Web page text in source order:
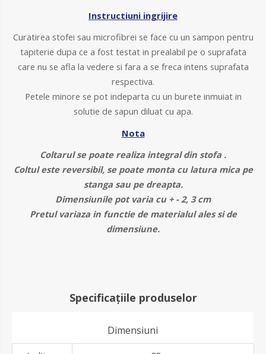
Instructiuni ingrijire
Curatirea stofei sau microfibrei se face cu un sampon pentru
tapiterie dupa ce a fost testat in prealabil pe o suprafata
care nu se afla la vedere si fara a se freca intens suprafata
respectiva.
Petele minore se pot indeparta cu un burete inmuiat in
solutie de sapun diluat cu apa.
Nota
Coltarul se poate realiza integral din stofa .
Coltul este reversibil, se poate monta cu latura mica pe
stanga sau pe dreapta.
Dimensiunile pot varia cu + - 2, 3 cm
Pretul variaza in functie de materialul ales si de
dimensiune.
Specificațiile produselor
Dimensiuni